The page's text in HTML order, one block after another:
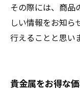
その際には、商品
しい情報をお知ら
行えることと思い
貴金属をお得な